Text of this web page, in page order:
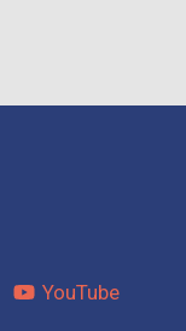
YouTube